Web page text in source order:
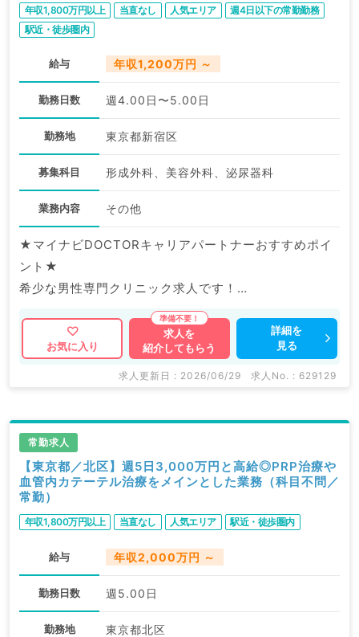
年収1,800万円以上 当直なし 人気エリア
週4日以下の常勤勤務
駅近・徒歩圏内
給与 年収1,200万円 ～
勤務日数 週4.00日〜5.00日
勤務地 東京都新宿区
募集科目 形成外科、美容外科、泌尿器科
業務内容 その他
★マイナビDOCTORキャリアパートナーおすすめポイ
ント★
希少な男性専門クリニック求人です！
最寄り駅より徒歩圏内、複数路線利用可能で通勤便利で
マイナビDOCTORでは病院やクリニックなどの医療機
掲載情報以外にも産業医等の企業系求人も多数扱ってい
ます。
求人内容の詳細等はお気軽にお問合せ下さい。
お気に入り
求人を
紹介してもらう
詳細を
見る
求人更新日 : 2026/06/29 求人No. : 629129
常勤求人
【東京都／北区】週5日3,000万円と高給◎PRP治療や
血管内カテーテル治療をメインとした業務（科目不問／
常勤）
年収1,800万円以上 当直なし 人気エリア 駅近・徒歩圏内
給与 年収2,000万円 ～
勤務日数 週5.00日
勤務地 東京都北区